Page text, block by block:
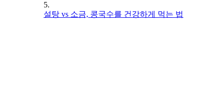
5.
설탕 vs 소금, 콩국수를 건강하게 먹는 법